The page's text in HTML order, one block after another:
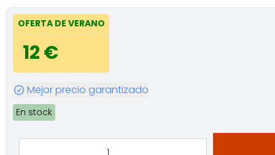
OFERTA DE VERANO
12 €
Mejor precio garantizado
En stock